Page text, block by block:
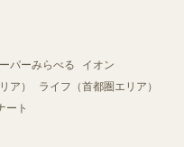
パーみらべる
イオン
ア）
ライフ（首都圏エリア）
ート